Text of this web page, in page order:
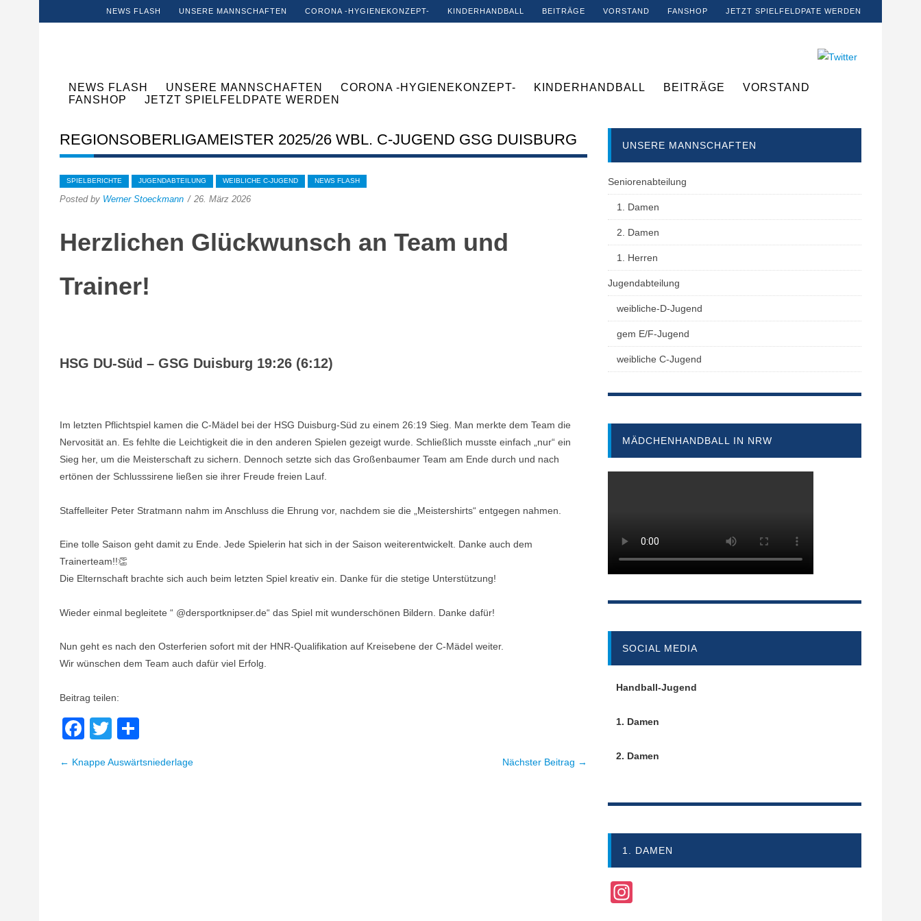
NEWS FLASH UNSERE MANNSCHAFTEN CORONA -HYGIENEKONZEPT- KINDERHANDBALL BEITRÄGE VORSTAND FANSHOP JETZT SPIELFELDPATE WERDEN
NEWS FLASH UNSERE MANNSCHAFTEN CORONA -HYGIENEKONZEPT- KINDERHANDBALL BEITRÄGE
VORSTAND
FANSHOP
JETZT SPIELFELDPATE WERDEN
REGIONSOBERLIGAMEISTER 2025/26 WBL. C-JUGEND GSG DUISBURG
SPIELBERICHTE JUGENDABTEILUNG WEIBLICHE C-JUGEND NEWS FLASH
Posted by Werner Stoeckmann 26. März 2026
Herzlichen Glückwunsch an Team und
Trainer!
HSG DU-Süd – GSG Duisburg 19:26 (6:12)
Im letzten Pflichtspiel kamen die C-Mädel bei der HSG Duisburg-Süd zu einem 26:19 Sieg. Man merkte dem Team die
Nervosität an. Es fehlte die Leichtigkeit die in den anderen Spielen gezeigt wurde. Schließlich musste einfach „nur“ ein
Sieg her, um die Meisterschaft zu sichern. Dennoch setzte sich das Großenbaumer Team am Ende durch und nach
ertönen der Schlusssirene ließen sie ihrer Freude freien Lauf.
Staffelleiter Peter Stratmann nahm im Anschluss die Ehrung vor, nachdem sie die „Meistershirts“ entgegen nahmen.
Eine tolle Saison geht damit zu Ende. Jede Spielerin hat sich in der Saison weiterentwickelt. Danke auch dem
Trainerteam!!👏
Die Elternschaft brachte sich auch beim letzten Spiel kreativ ein. Danke für die stetige Unterstützung!
Wieder einmal begleitete “ @dersportknipser.de“ das Spiel mit wunderschönen Bildern. Danke dafür!
Nun geht es nach den Osterferien sofort mit der HNR-Qualifikation auf Kreisebene der C-Mädel weiter.
Wir wünschen dem Team auch dafür viel Erfolg.
Beitrag teilen:
Facebook
Twitter
Beitragsnavigation
← Knappe Auswärtsniederlage Nächster Beitrag →
UNSERE MANNSCHAFTEN
Seniorenabteilung
1. Damen
2. Damen
1. Herren
Jugendabteilung
weibliche-D-Jugend
gem E/F-Jugend
weibliche C-Jugend
MÄDCHENHANDBALL IN NRW
SOCIAL MEDIA
Handball-Jugend
1. Damen
2. Damen
1. DAMEN